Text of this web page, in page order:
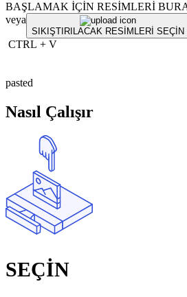
BAŞLAMAK İÇİN RESİMLERİ
veya
SIKIŞTIRILACAK RESİMLERİ SEÇİN
CTRL + V
pasted
Nasıl Çalışır
SEÇİN